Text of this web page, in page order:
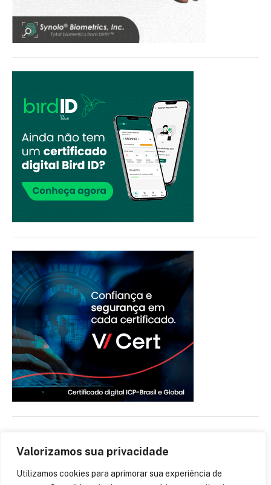
Valorizamos sua privacidade
Utilizamos cookies para aprimorar sua experiência de